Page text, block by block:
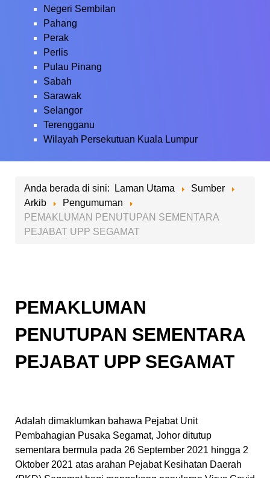
Negeri Sembilan
Pahang
Perak
Perlis
Pulau Pinang
Sabah
Sarawak
Selangor
Terengganu
Wilayah Persekutuan Kuala Lumpur
Anda berada di sini: Laman Utama
Sumber
Arkib
Pengumuman
PEMAKLUMAN PENUTUPAN SEMENTARA
PEJABAT UPP SEGAMAT
PEMAKLUMAN
PENUTUPAN SEMENTARA
PEJABAT UPP SEGAMAT
Adalah dimaklumkan bahawa Pejabat Unit
Pembahagian Pusaka Segamat, Johor ditutup
sementara bermula pada 26 September 2021 hingga 2
Oktober 2021 atas arahan Pejabat Kesihatan Daerah